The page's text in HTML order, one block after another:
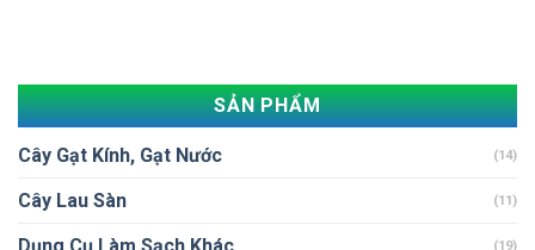
SẢN PHẨM
Cây Gạt Kính, Gạt Nước (14)
Cây Lau Sàn (11)
(19)